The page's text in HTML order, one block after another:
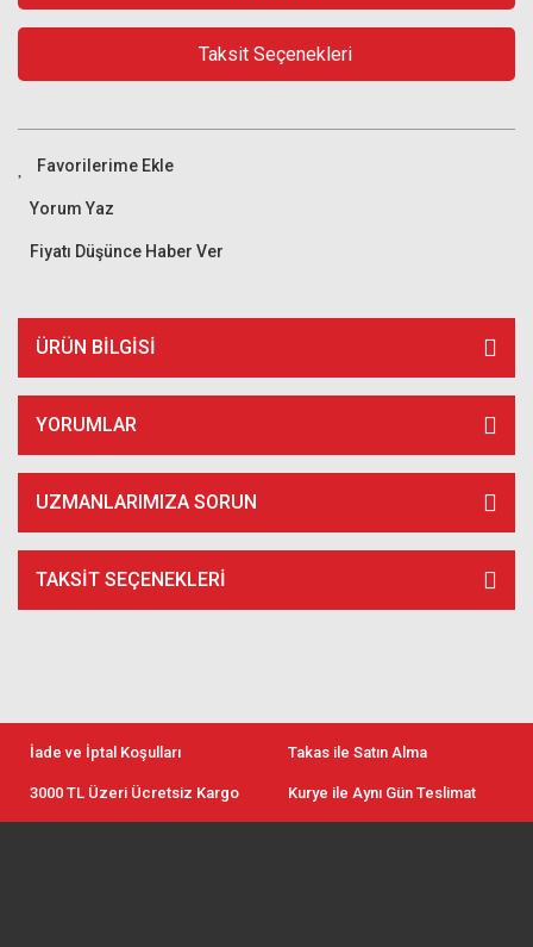
Taksit Seçenekleri
Yorum Yaz
Fiyatı Düşünce Haber Ver
ÜRÜN BILGISI
YORUMLAR
UZMANLARIMIZA SORUN
TAKSIT SEÇENEKLERI
İade ve İptal Koşulları Takas ile Satın Alma
3000 TL Üzeri Ücretsiz Kargo Kurye ile Aynı Gün Teslimat